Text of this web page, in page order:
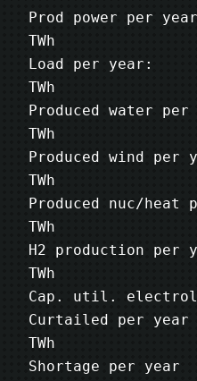
Prod power per
TWh
Load per year:
TWh
Produced water
TWh
Produced wind
TWh
Produced nuc/
TWh
H2 production
TWh
Cap. util.
Curtailed per
TWh
Shortage per